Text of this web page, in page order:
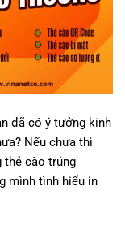
đã có ý tưởng kinh
Nếu chưa thì
thẻ cào trúng
mình tình hiểu in